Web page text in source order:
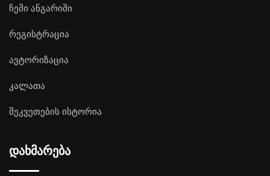
ჩემი ანგარიში
რეგისტრაცია
ავტორიზაცია
კალათა
შეკვეთების ისტორია
დახმარება